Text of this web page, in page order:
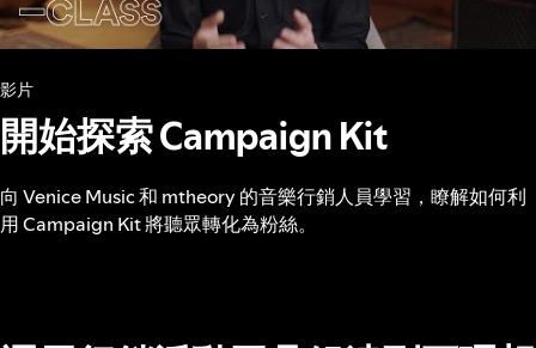
影片
開始探索 Campaign Kit
向 Venice Music 和 mtheory 的音樂行銷人員學習，瞭解如何利
用 Campaign Kit 將聽眾轉化為粉絲。